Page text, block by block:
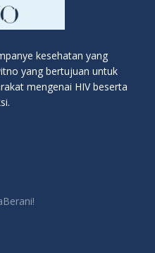
kesehatan yang
yang bertujuan untuk
mengenai HIV beserta